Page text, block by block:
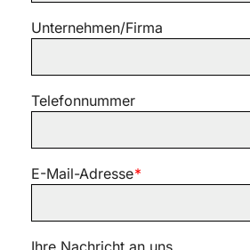
Unternehmen/Firma
Telefonnummer
E-Mail-Adresse*